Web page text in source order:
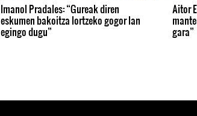
Imanol Pradales: “Gureak diren
eskumen bakoitza lortzeko gogor lan
egingo dugu”
Aitor
gara”